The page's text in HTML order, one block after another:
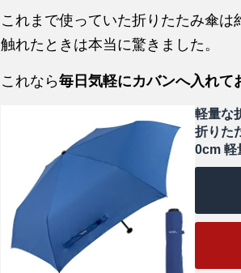
これまで使っていた折りたたみ傘
触れたときは本当に驚きました。
これなら毎日気軽にカバンへ入れて
軽量な
折りた
0cm 軽